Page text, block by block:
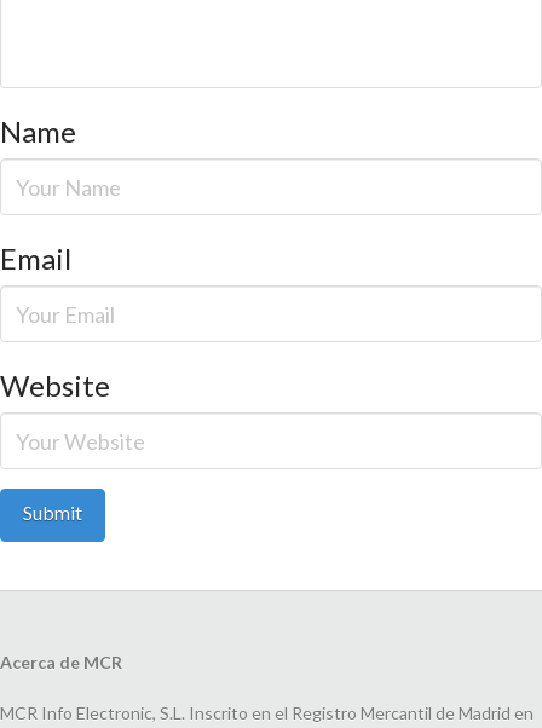
Name
Email
Website
Acerca de MCR
MCR Info Electronic, S.L. Inscrito en el Registro Mercantil de Madrid en